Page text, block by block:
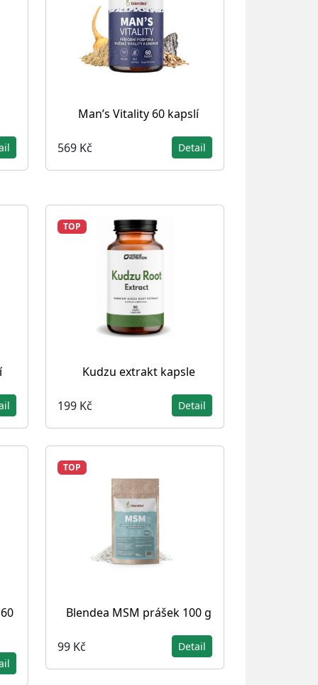
Man’s Vitality 60 kapslí
569 Kč Detail
TOP
Kudzu extrakt kapsle
199 Kč Detail
TOP
Blendea MSM prášek 100 g
99 Kč Detail